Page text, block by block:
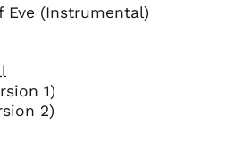
Eve (Instrumental)
1)
2)